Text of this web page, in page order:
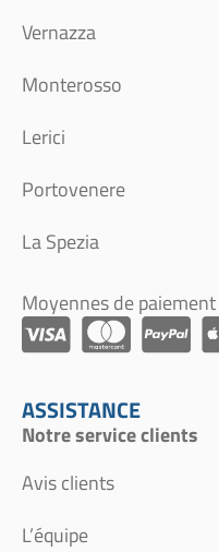
Vernazza
Monterosso
Lerici
Portovenere
La Spezia
Moyennes de paiement
ASSISTANCE
Notre service clients
Avis clients
L’équipe